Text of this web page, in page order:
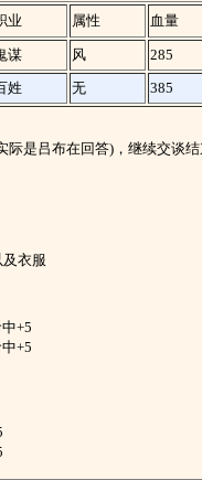
业 属性 血量
谋 风
285
姓 无 385
际是吕布在回答)，继续交谈
衣服
+5
+5